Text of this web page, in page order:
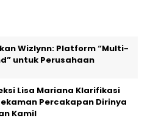
Wizlynn: Platform “Multi-
untuk Perusahaan
Lisa Mariana Klarifikasi
Percakapan Dirinya
Kamil